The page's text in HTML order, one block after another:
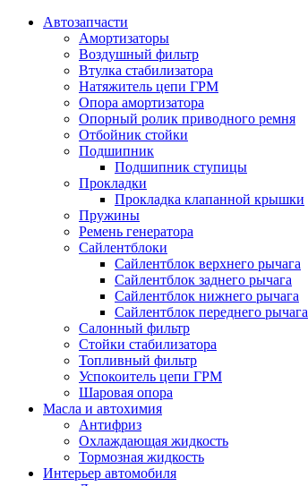
Автозапчасти
Амортизаторы
Воздушный фильтр
Втулка стабилизатора
Натяжитель цепи ГРМ
Опора амортизатора
Опорный ролик приводного ремня
Отбойник стойки
Подшипник
Подшипник ступицы
Прокладки
Прокладка клапанной крышки
Пружины
Ремень генератора
Сайлентблоки
Сайлентблок верхнего рычага
Сайлентблок заднего рычага
Сайлентблок нижнего рычага
Сайлентблок переднего рычага
Салонный фильтр
Стойки стабилизатора
Топливный фильтр
Успокоитель цепи ГРМ
Шаровая опора
Масла и автохимия
Антифриз
Охлаждающая жидкость
Тормозная жидкость
Интерьер автомобиля